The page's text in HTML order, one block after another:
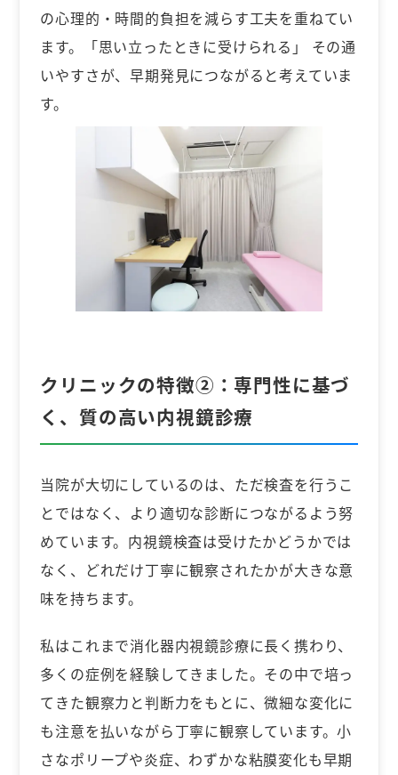
の心理的・時間的負担を減らす工夫を重ねてい
ます。「思い立ったときに受けられる」 その通
いやすさが、早期発見につながると考えていま
す。
クリニックの特徴②： 専門性に基づ
く、質の高い内視鏡診療
当院が大切にしているのは、ただ検査を行うこ
とではなく、より適切な診断につながるよう努
めています。内視鏡検査は受けたかどうかでは
なく、どれだけ丁寧に観察されたかが大きな意
味を持ちます。
私はこれまで消化器内視鏡診療に長く携わり、
多くの症例を経験してきました。その中で培っ
てきた観察力と判断力をもとに、微細な変化に
も注意を払いながら丁寧に観察しています。小
さなポリープや炎症、わずかな粘膜変化も早期